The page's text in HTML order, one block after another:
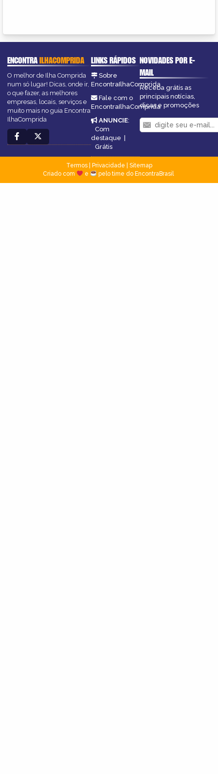
ENCONTRAILHACOMPRIDA
O melhor de Ilha Comprida
num só lugar! Dicas, onde ir,
o que fazer, as melhores
empresas, locais, serviços e
muito mais no guia Encontra
IlhaComprida
LINKS RÁPIDOS
Sobre
EncontraIlhaComprida
Fale com o
EncontraIlhaComprida
ANUNCIE:
Com
destaque
Grátis
NOVIDADES POR E-
MAIL
Receba grátis as
principais notícias,
dicas e promoções
Termos| Privacidade
Sitemap
Criado com
e pelo time do EncontraBrasil